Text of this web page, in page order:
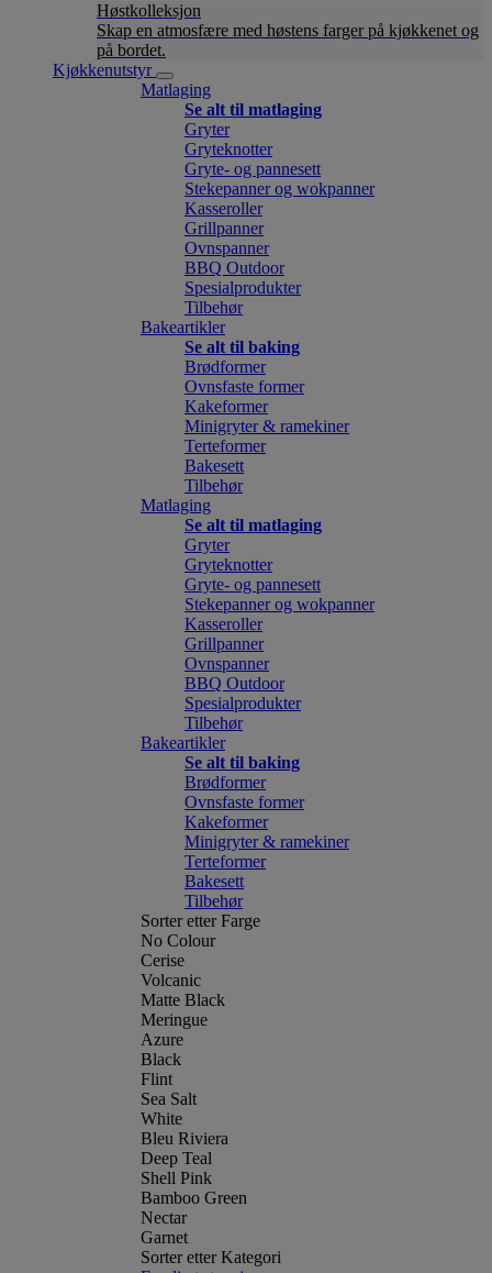
Høstkolleksjon
Skap en atmosfære med høstens farger på kjøkkenet og
på bordet.
Kjøkkenutstyr
Matlaging
Se alt til matlaging
Gryter
Gryteknotter
Gryte- og pannesett
Stekepanner og wokpanner
Kasseroller
Grillpanner
Ovnspanner
BBQ Outdoor
Spesialprodukter
Tilbehør
Bakeartikler
Se alt til baking
Brødformer
Ovnsfaste former
Kakeformer
Minigryter & ramekiner
Terteformer
Bakesett
Tilbehør
Matlaging
Se alt til matlaging
Gryter
Gryteknotter
Gryte- og pannesett
Stekepanner og wokpanner
Kasseroller
Grillpanner
Ovnspanner
BBQ Outdoor
Spesialprodukter
Tilbehør
Bakeartikler
Se alt til baking
Brødformer
Ovnsfaste former
Kakeformer
Minigryter & ramekiner
Terteformer
Bakesett
Tilbehør
Sorter etter Farge
No Colour
Cerise
Volcanic
Matte Black
Meringue
Azure
Black
Flint
Sea Salt
White
Bleu Riviera
Deep Teal
Shell Pink
Bamboo Green
Nectar
Garnet
Sorter etter Kategori